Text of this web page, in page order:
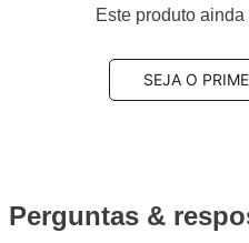
Este produto
SEJA O
Perguntas &